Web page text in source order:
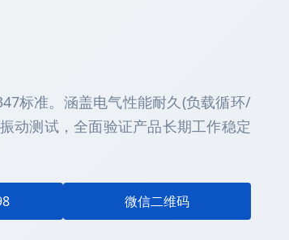
标准。涵盖电气性能耐久(负载循环/
动测试，全面验证产品长期工作稳定
微信二维码